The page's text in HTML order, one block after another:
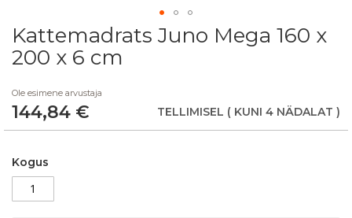
Skip
to
the
of
the
images
Kattemadrats Juno Mega 160 x
200 x 6 cm
Ole esimene arvustaja
144,84 € TELLIMISEL ( KUNI 4 NÄDALAT )
Kogus